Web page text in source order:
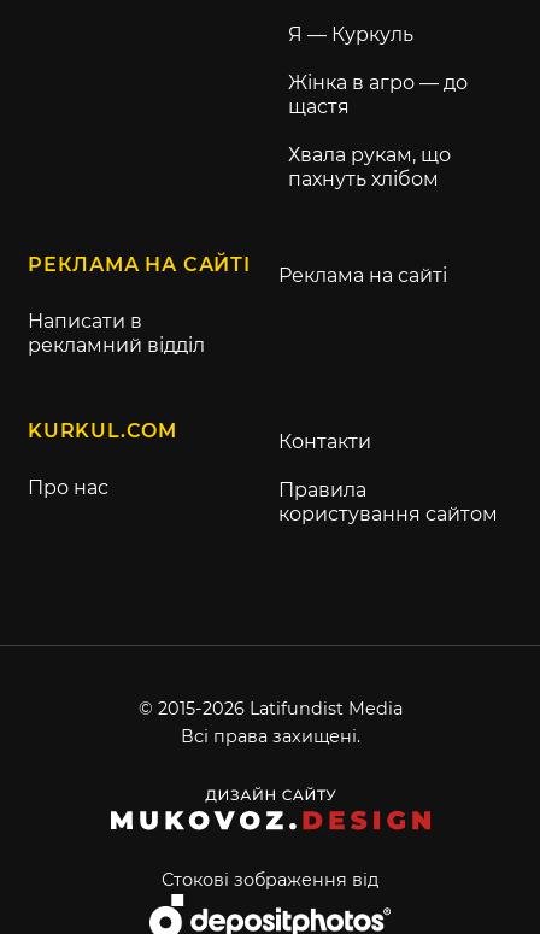
Я — Куркуль
Жінка в агро — до
щастя
Хвала рукам, що
пахнуть хлібом
РЕКЛАМА НА САЙТІ
Написати в
рекламний відділ
Реклама на сайті
KURKUL.COM
Про нас
Контакти
Правила
користування сайтом
© 2015-2026 Latifundist Media
Всі права захищені.
Стокові зображення від